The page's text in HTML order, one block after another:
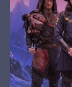
13
NOVIEMBRE